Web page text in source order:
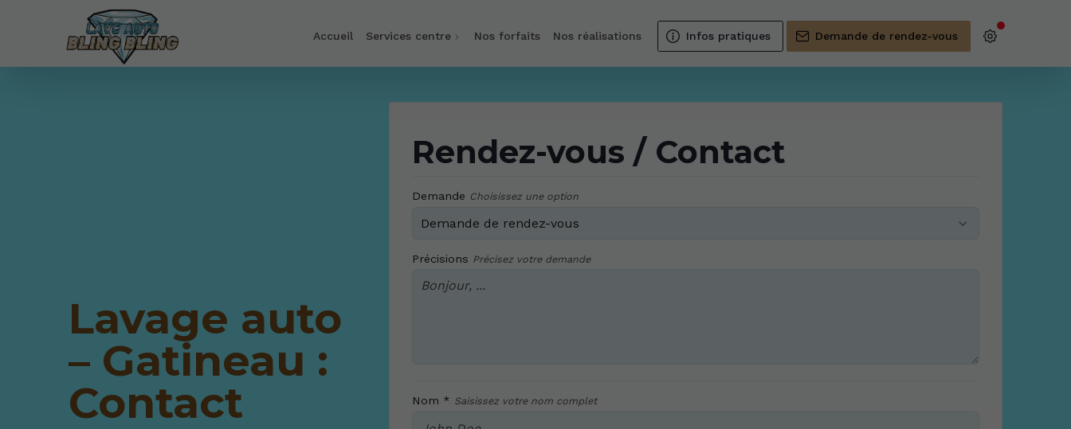
Accueil Services centre Nos forfaits Nos réalisations Infos pratiques Demande de rendez-vous
Lavage auto
– Gatineau :
Contact
Rendez-vous / Contact
Demande Choisissez une option
Précisions Précisez votre demande
Nom * Saisissez votre nom complet